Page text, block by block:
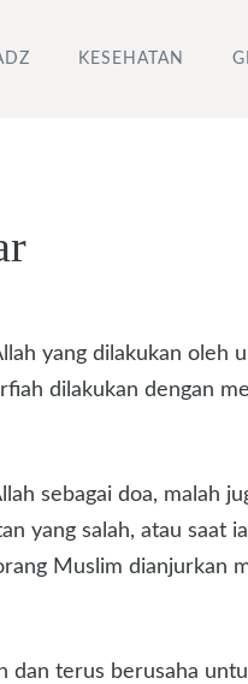
KESEHATAN
yang dilakukan oleh
dilakukan dengan
sebagai doa, malah
yang salah, atau saat
Muslim dianjurkan
dan terus berusaha